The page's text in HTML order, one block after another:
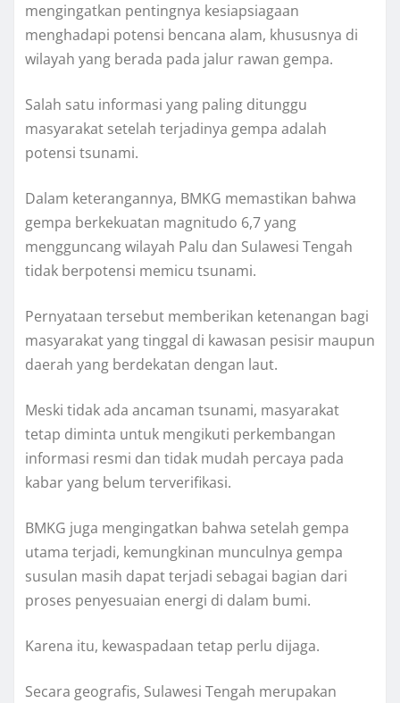
mengingatkan pentingnya kesiapsiagaan
menghadapi potensi bencana alam, khususnya di
wilayah yang berada pada jalur rawan gempa.
Salah satu informasi yang paling ditunggu
masyarakat setelah terjadinya gempa adalah
potensi tsunami.
Dalam keterangannya, BMKG memastikan bahwa
gempa berkekuatan magnitudo 6,7 yang
mengguncang wilayah Palu dan Sulawesi Tengah
tidak berpotensi memicu tsunami.
Pernyataan tersebut memberikan ketenangan bagi
masyarakat yang tinggal di kawasan pesisir maupun
daerah yang berdekatan dengan laut.
Meski tidak ada ancaman tsunami, masyarakat
tetap diminta untuk mengikuti perkembangan
informasi resmi dan tidak mudah percaya pada
kabar yang belum terverifikasi.
BMKG juga mengingatkan bahwa setelah gempa
utama terjadi, kemungkinan munculnya gempa
susulan masih dapat terjadi sebagai bagian dari
proses penyesuaian energi di dalam bumi.
Karena itu, kewaspadaan tetap perlu dijaga.
Secara geografis, Sulawesi Tengah merupakan